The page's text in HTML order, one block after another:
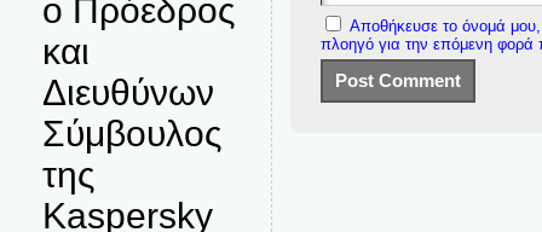
ο Πρόεδρος
και
Διευθύνων
Σύμβουλος
της
Kaspersky
Αποθήκευσε το όνομά μου,
πλοηγό για την επόμενη